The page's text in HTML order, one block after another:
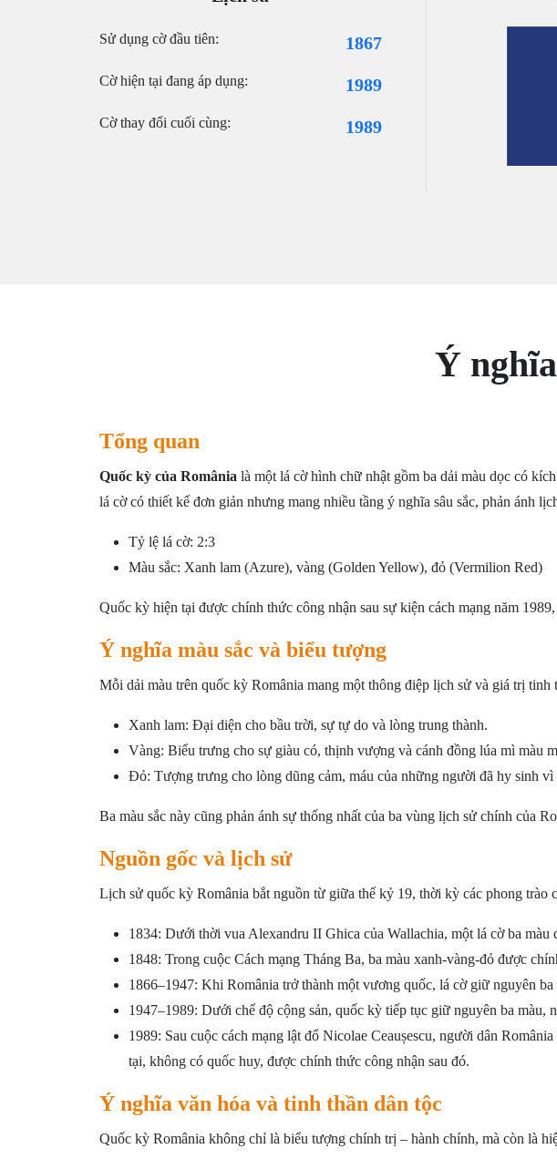
Sử dụng cờ đầu tiên: 1867
Cờ hiện tại đang áp dụng: 1989
Cờ thay đổi cuối cùng: 1989
Ý
Tổng quan
Quốc kỳ của România là một lá cờ hình chữ nhật gồm ba dải màu dọc có
lá cờ có thiết kế đơn giản nhưng mang nhiều tầng ý nghĩa sâu sắc, phản ánh
Tỷ lệ lá cờ: 2:3
Màu sắc: Xanh lam (Azure), vàng (Golden Yellow), đỏ (Vermilion Red)
Quốc kỳ hiện tại được chính thức công nhận sau sự kiện cách mạng năm
Ý nghĩa màu sắc và biểu tượng
Mỗi dải màu trên quốc kỳ România mang một thông điệp lịch sử và giá trị tinh
Xanh lam: Đại diện cho bầu trời, sự tự do và lòng trung thành.
Vàng: Biểu trưng cho sự giàu có, thịnh vượng và cánh đồng lúa mì màu
Đỏ: Tượng trưng cho lòng dũng cảm, máu của những người đã hy sinh vì
Ba màu sắc này cũng phản ánh sự thống nhất của ba vùng lịch sử chính của
Nguồn gốc và lịch sử
Lịch sử quốc kỳ România bắt nguồn từ giữa thế kỷ 19, thời kỳ các phong trào
1834: Dưới thời vua Alexandru II Ghica của Wallachia, một lá cờ ba màu
1848: Trong cuộc Cách mạng Tháng Ba, ba màu xanh-vàng-đỏ được
1866–1947: Khi România trở thành một vương quốc, lá cờ giữ nguyên
1947–1989: Dưới chế độ cộng sản, quốc kỳ tiếp tục giữ nguyên ba màu,
1989: Sau cuộc cách mạng lật đổ Nicolae Ceaușescu, người dân
tại, không có quốc huy, được chính thức công nhận sau đó.
Ý nghĩa văn hóa và tinh thần dân tộc
Quốc kỳ România không chỉ là biểu tượng chính trị – hành chính, mà còn là